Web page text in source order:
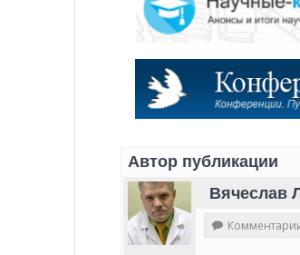
Автор публикации
Вячеслав